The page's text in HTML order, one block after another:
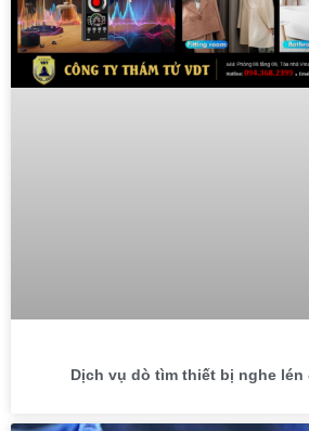
Dịch vụ dò tìm thiết bị nghe lén